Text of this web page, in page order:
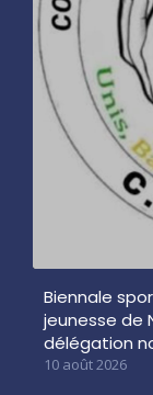
Biennale
jeunesse de
délégation
10 août 2026